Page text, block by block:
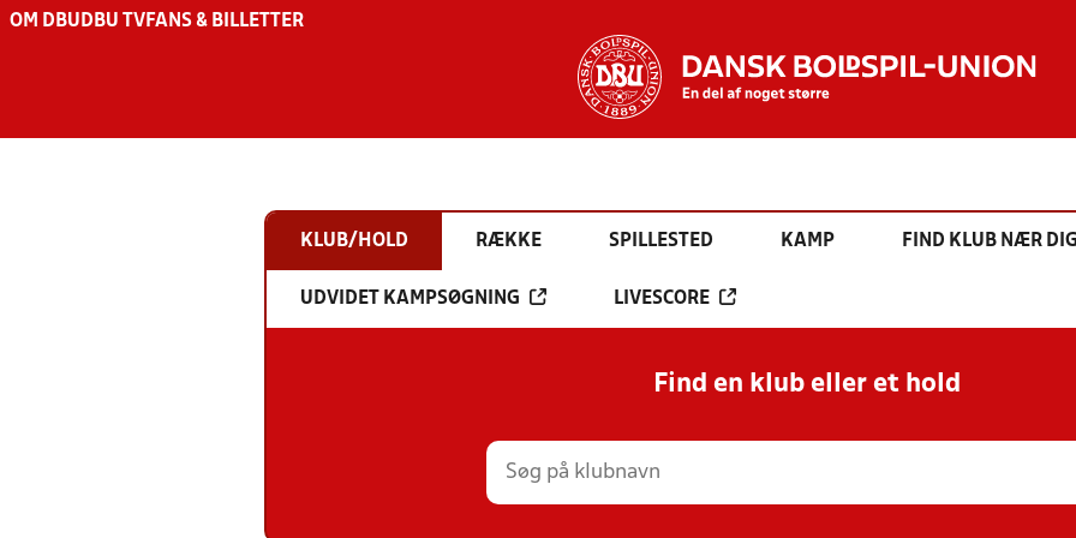
OM DBU DBU TV FANS & BILLETTER
KLUB/HOLD RÆKKE SPILLESTED KAMP FIND KLUB NÆR
UDVIDET KAMPSØGNING LIVESCORE
Find en klub eller et hold